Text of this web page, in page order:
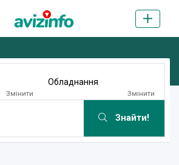
Змінити
Обладнання
Змінити
Знайти!